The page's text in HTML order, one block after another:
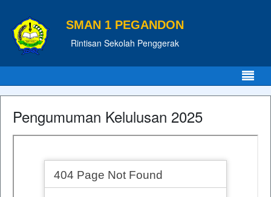
SMAN 1 PEGANDON
Rintisan Sekolah Penggerak
Pengumuman Kelulusan 2025